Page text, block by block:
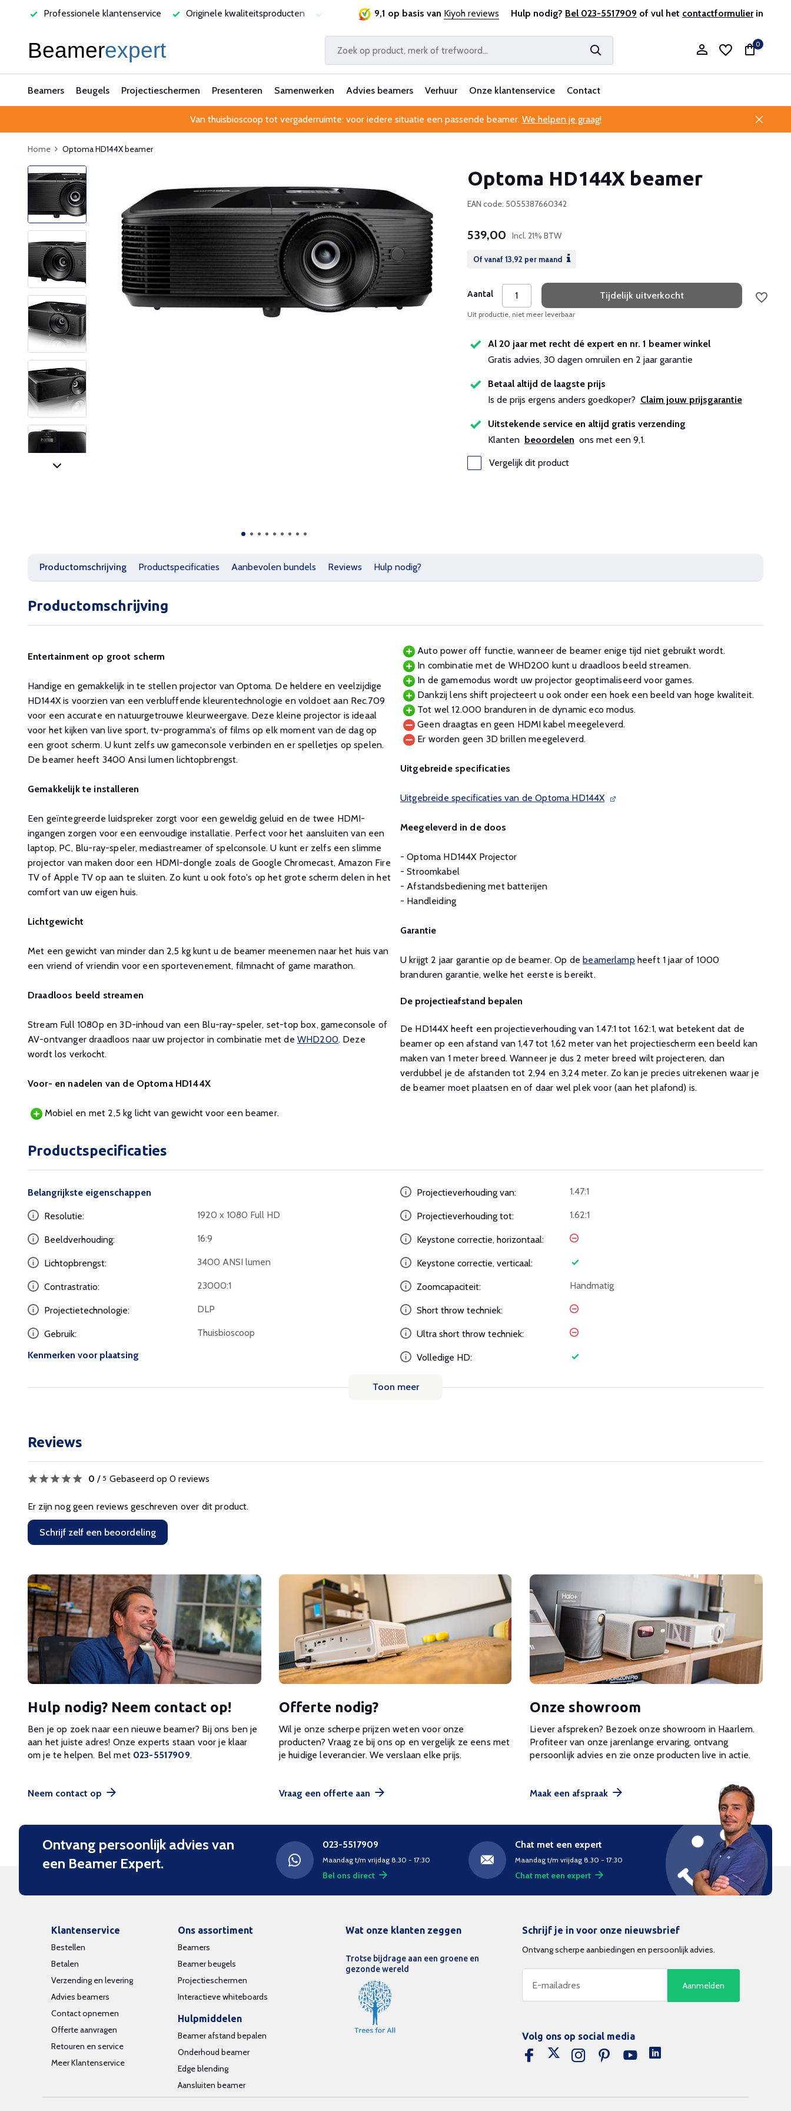
Originele kwaliteitsproducten Laagste prijsgarantie Al 25 jaar betrouwbaar en ervaren Professionele klantenservice
9,1 op basis van Kiyoh reviews Hulp nodig? Bel 023-5517909 of vul het contactformulierin
Account aanmaken
0
Beamers Beugels Projectieschermen Presenteren Samenwerken Advies beamers Verhuur Onze klantenservice Contact
Van thuisbioscoop tot vergaderruimte: voor iedere situatie een passende beamer. We helpen je graag!
Home Optoma HD144X beamer
Optoma HD144X beamer
EAN code: 5055387660342
539,00 Incl. 21% BTW
Of vanaf 13,92 per maand
Aantal Tijdelijk uitverkocht
Uit productie, niet meer leverbaar
Al 20 jaar met recht dé expert en nr. 1 beamer winkel
Gratis advies, 30 dagen omruilen en 2 jaar garantie
Betaal altijd de laagste prijs
Is de prijs ergens anders goedkoper? Claim jouw prijsgarantie
Uitstekende service en altijd gratis verzending
Klanten beoordelen ons met een 9,1.
Vergelijk dit product
Productomschrijving Productspecificaties Aanbevolen bundels Reviews Hulp nodig?
Productomschrijving
Entertainment op groot scherm
Handige en gemakkelijk in te stellen projector van Optoma. De heldere en veelzijdige
HD144X is voorzien van een verbluffende kleurentechnologie en voldoet aan Rec.709
voor een accurate en natuurgetrouwe kleurweergave. Deze kleine projector is ideaal
voor het kijken van live sport, tv-programma's of films op elk moment van de dag op
een groot scherm. U kunt zelfs uw gameconsole verbinden en er spelletjes op spelen.
De beamer heeft 3400 Ansi lumen lichtopbrengst.
Gemakkelijk te installeren
Een geïntegreerde luidspreker zorgt voor een geweldig geluid en de twee HDMI-
ingangen zorgen voor een eenvoudige installatie. Perfect voor het aansluiten van een
laptop, PC, Blu-ray-speler, mediastreamer of spelconsole. U kunt er zelfs een slimme
projector van maken door een HDMI-dongle zoals de Google Chromecast, Amazon Fire
TV of Apple TV op aan te sluiten. Zo kunt u ook foto's op het grote scherm delen in het
comfort van uw eigen huis.
Lichtgewicht
Met een gewicht van minder dan 2,5 kg kunt u de beamer meenemen naar het huis van
een vriend of vriendin voor een sportevenement, filmnacht of game marathon.
Draadloos beeld streamen
Stream Full 1080p en 3D-inhoud van een Blu-ray-speler, set-top box, gameconsole of
AV-ontvanger draadloos naar uw projector in combinatie met de WHD200. Deze
wordt los verkocht.
Voor- en nadelen van de Optoma HD144X
Mobiel en met 2,5 kg licht van gewicht voor een beamer.
Auto power off functie, wanneer de beamer enige tijd niet gebruikt wordt.
In combinatie met de WHD200 kunt u draadloos beeld streamen.
In de gamemodus wordt uw projector geoptimaliseerd voor games.
Dankzij lens shift projecteert u ook onder een hoek een beeld van hoge kwaliteit.
Tot wel 12.000 branduren in de dynamic eco modus.
Geen draagtas en geen HDMI kabel meegeleverd.
Er worden geen 3D brillen meegeleverd.
Uitgebreide specificaties
Uitgebreide specificaties van de Optoma HD144X
Meegeleverd in de doos
- Optoma HD144X Projector
- Stroomkabel
- Afstandsbediening met batterijen
- Handleiding
Garantie
U krijgt 2 jaar garantie op de beamer. Op debeamerlamp heeft 1 jaar of 1000
branduren garantie, welke het eerste is bereikt.
De projectieafstand bepalen
De HD144X heeft een projectieverhouding van 1.47:1 tot 1.62:1, wat betekent dat de
beamer op een afstand van 1,47 tot 1,62 meter van het projectiescherm een beeld kan
maken van 1 meter breed. Wanneer je dus 2 meter breed wilt projecteren, dan
verdubbel je de afstanden tot 2,94 en 3,24 meter. Zo kan je precies uitrekenen waar je
de beamer moet plaatsen en of daar wel plek voor (aan het plafond) is.
Productspecificaties
Belangrijkste eigenschappen
Resolutie: 1920 x 1080 Full HD
Beeldverhouding: 16:9
Lichtopbrengst: 3400 ANSI lumen
Contrastratio: 23000:1
Projectietechnologie: DLP
Gebruik:
Thuisbioscoop
Kenmerken voor plaatsing
Projectieverhouding van: 1.47:1
Projectieverhouding tot: 1.62:1
Keystone correctie, horizontaal:
Keystone correctie, verticaal:
Zoomcapaciteit: Handmatig
Short throw techniek:
Ultra short throw techniek:
Volledige HD:
Toon meer
Reviews
0 / 5 Gebaseerd op 0 reviews
Er zijn nog geen reviews geschreven over dit product.
Schrijf zelf een beoordeling
Hulp nodig? Neem contact op!
Ben je op zoek naar een nieuwe beamer? Bij ons ben je
aan het juiste adres! Onze experts staan voor je klaar
om je te helpen. Bel met 023-5517909.
Neem contact op
Offerte nodig?
Wil je onze scherpe prijzen weten voor onze
producten? Vraag ze bij ons op en vergelijk ze eens met
je huidige leverancier. We verslaan elke prijs.
Vraag een offerte aan
Onze showroom
Liever afspreken? Bezoek onze showroom in Haarlem.
Profiteer van onze jarenlange ervaring, ontvang
persoonlijk advies en zie onze producten live in actie.
Maak een afspraak
Ontvang persoonlijk advies van
een Beamer Expert.
023-5517909
Maandag t/m vrijdag 8.30 - 17:30
Bel ons direct
Chat met een expert
Maandag t/m vrijdag 8.30 - 17:30
Chat met een expert
Klantenservice
Bestellen
Betalen
Verzending en levering
Advies beamers
Contact opnemen
Offerte aanvragen
Retouren en service
Meer Klantenservice
Ons assortiment
Beamers
Beamer beugels
Projectieschermen
Interactieve whiteboards
Hulpmiddelen
Beamer afstand bepalen
Onderhoud beamer
Edge blending
Aansluiten beamer
Wat onze klanten zeggen
Trotse bijdrage aan een groene en
gezonde wereld
Schrijf je in voor onze nieuwsbrief
Ontvang scherpe aanbiedingen en persoonlijk advies.
Aanmelden
Volg ons op social media